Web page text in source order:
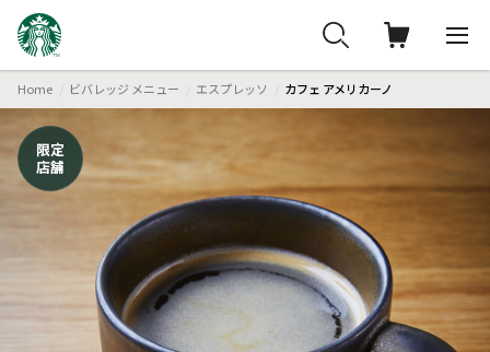
Home ビバレッジ メニュー エスプレッソ カフェ アメリカーノ
限定
店舗